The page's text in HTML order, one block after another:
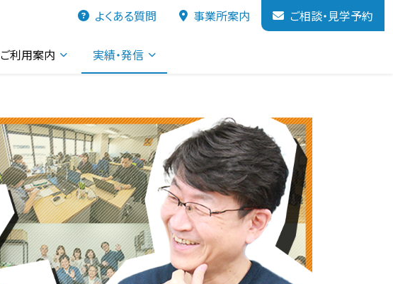
よくある質問 事業所案内 ご相談・見学予約
ご利用案内 実績・発信